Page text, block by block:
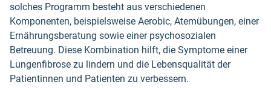
solches Programm besteht aus verschiedenen
Komponenten, beispielsweise Aerobic, Atemübungen, einer
Ernährungsberatung sowie einer psychosozialen
Betreuung. Diese Kombination hilft, die Symptome einer
Lungenfibrose zu lindern und die Lebensqualität der
Patientinnen und Patienten zu verbessern.